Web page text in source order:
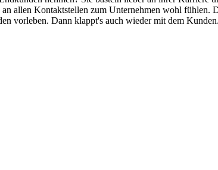
allen Kontaktstellen zum Unternehmen wohl
vorleben. Dann klappt's auch wieder mit dem Kunden.